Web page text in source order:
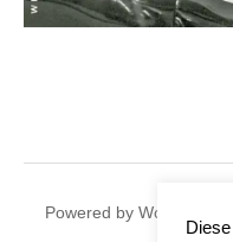
Powered by WordPress